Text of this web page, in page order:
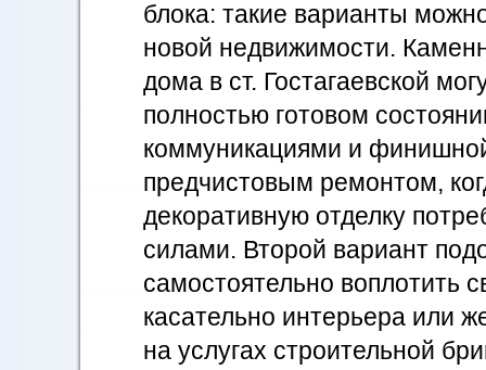
блока: такие варианты
новой недвижимости.
дома в ст. Гостагаевской
полностью готовом
коммуникациями и
предчистовым ремонтом,
декоративную отделку
силами. Второй вариант
самостоятельно воплотить
касательно интерьера или
на услугах строительной